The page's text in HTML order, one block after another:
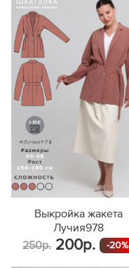
Выкройка жакета
Лучия978
250р. 200р. -20%